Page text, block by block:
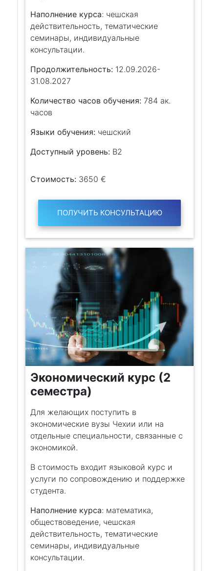
Наполнение курса: чешская
действительность, тематические
семинары, индивидуальные
консультации.
Продолжительность: 12.09.2026-
31.08.2027
Количество часов обучения: 784 ак.
часов
Языки обучения: чешский
Доступный уровень: B2
Стоимость: 3650 €
ПОЛУЧИТЬ КОНСУЛЬТАЦИЮ
Экономический курс (2
семестра)
Для желающих поступить в
экономические вузы Чехии или на
отдельные специальности, связанные с
экономикой.
В стоимость входит языковой курс и
услуги по сопровождению и поддержке
студента.
Наполнение курса: математика,
обществоведение, чешская
действительность, тематические
семинары, индивидуальные
консультации.